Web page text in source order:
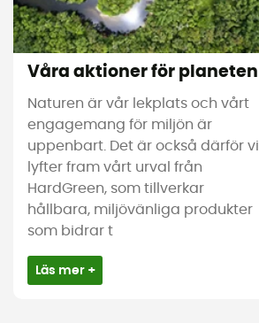
Våra aktioner för planeten
Naturen är vår lekplats och vårt
engagemang för miljön är
uppenbart. Det är också därför vi
lyfter fram vårt urval från
HardGreen, som tillverkar
hållbara, miljövänliga produkter
som bidrar t
Läs mer +